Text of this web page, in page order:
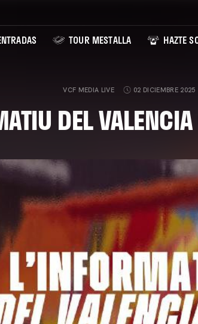
TOUR MESTALLA HAZTE
VCF MEDIA LIVE 02 DICIEMBRE 2025
DEL